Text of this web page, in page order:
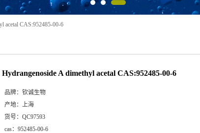
acetal CAS:952485-00-6
Hydrangenoside A dimethyl acetal CAS:952485-00-6
品牌： 钦诚生物
产地： 上海
货号： QC97593
cas： 952485-00-6